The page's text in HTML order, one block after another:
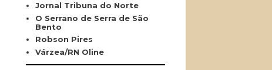
Jornal Tribuna do Norte
O Serrano de Serra de São
Bento
Robson Pires
Várzea/RN Oline